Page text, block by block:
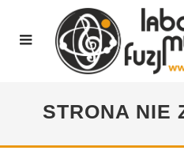
STRONA NIE